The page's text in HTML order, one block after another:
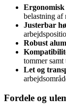
Ergonomisk
belastning af
Justerbar
Robust
tommer samt
Let og
Fordele og